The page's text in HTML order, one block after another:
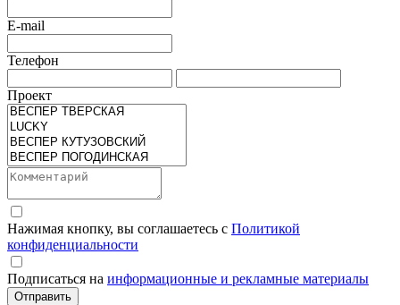
E-mail
Телефон
Проект
Нажимая кнопку, вы соглашаетесь с Политикой
конфиденциальности
Подписаться на информационные и рекламные материалы
Отправить